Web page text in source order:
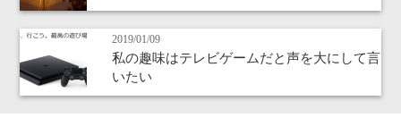
2019/01/09
私の趣味はテレビゲームだと声を大にして言
いたい